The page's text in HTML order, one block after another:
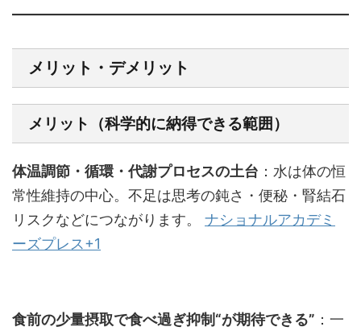
メリット・デメリット
メリット（科学的に納得できる範囲）
体温調節・循環・代謝プロセスの土台 ：水は体の恒
常性維持の中心。不足は思考の鈍さ・便秘・腎結石
リスクなどにつながります。 ナショナルアカデミ
ーズプレス+1
食前の少量摂取で食べ過ぎ抑制“が期待できる” ：一